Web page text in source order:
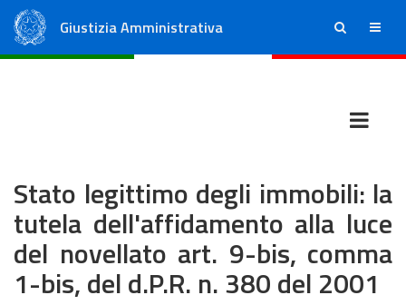
Giustizia Amministrativa ricerca menu
Stato legittimo degli immobili: la
tutela dell'affidamento alla luce
del novellato art. 9-bis, comma
1-bis, del d.P.R. n. 380 del 2001